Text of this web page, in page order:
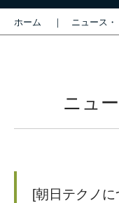
ホーム ニュース
ニュ
[朝日テクノに